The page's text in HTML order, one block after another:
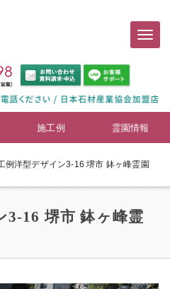
施工例 霊園情報
例洋型デザイン3-16 堺市 鉢ヶ峰霊園
3-16 堺市 鉢ヶ峰霊